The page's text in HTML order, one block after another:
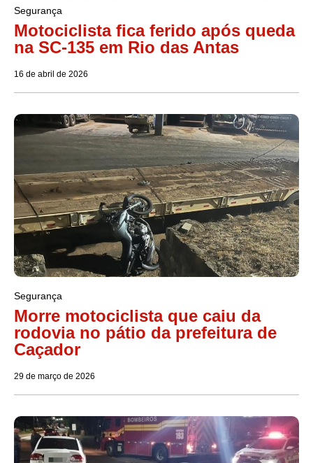
Segurança
Motociclista fica ferido após queda
na SC-135 em Rio das Antas
16 de abril de 2026
Segurança
Morre motociclista que caiu da
rodovia no pátio da prefeitura de
Caçador
29 de março de 2026